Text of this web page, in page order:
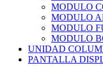
MODULO
MODULO
MODULO
MODULO
UNIDAD
PANTALLA